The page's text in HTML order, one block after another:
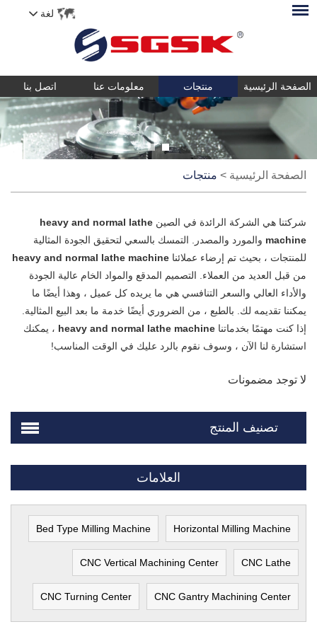
لغة
الصفحة الرئيسية منتجات معلومات عنا اتصل بنا
الصفحة الرئيسية > منتجات
شركتنا هي الشركة الرائدة في الصين heavy and normal lathe
machine والمورد والمصدر. التمسك بالسعي لتحقيق الجودة المثالية
للمنتجات ، بحيث تم إرضاء عملائنا heavy and normal lathe machine
من قبل العديد من العملاء. التصميم المدقع والمواد الخام عالية الجودة
والأداء العالي والسعر التنافسي هي ما يريده كل عميل ، وهذا أيضًا ما
يمكننا تقديمه لك. بالطبع ، من الضروري أيضًا خدمة ما بعد البيع المثالية.
إذا كنت مهتمًا بخدماتنا heavy and normal lathe machine ، يمكنك
استشارة لنا الآن ، وسوف نقوم بالرد عليك في الوقت المناسب!
لا توجد مضمونات
تصنيف المنتج
العلامات
Horizontal Milling Machine
Bed Type Milling Machine
CNC Lathe
CNC Vertical Machining Center
CNC Gantry Machining Center
CNC Turning Center